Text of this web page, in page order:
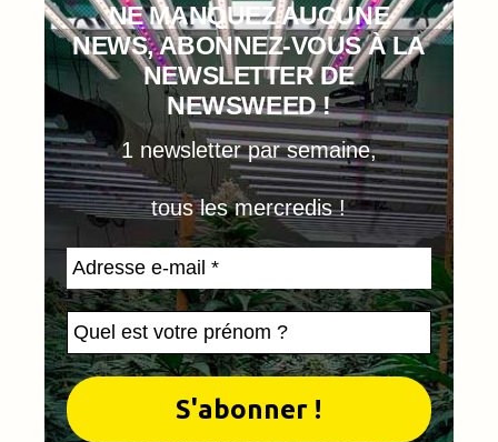
NE MANQUEZ AUCUNE
NEWS, ABONNEZ-VOUS À LA
NEWSLETTER DE
NEWSWEED !
1 newsletter par semaine,
tous les mercredis !